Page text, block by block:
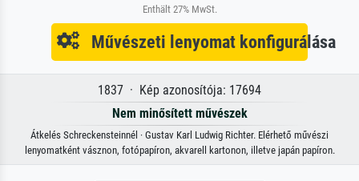
Enthält 27% MwSt.
Művészeti lenyomat konfigurálása
1837 · Kép azonosítója: 17694
Nem minősített művészek
Átkelés Schreckensteinnél · Gustav Karl Ludwig Richter. Elérhető művészi
lenyomatként vásznon, fotópapíron, akvarell kartonon, illetve japán papíron.